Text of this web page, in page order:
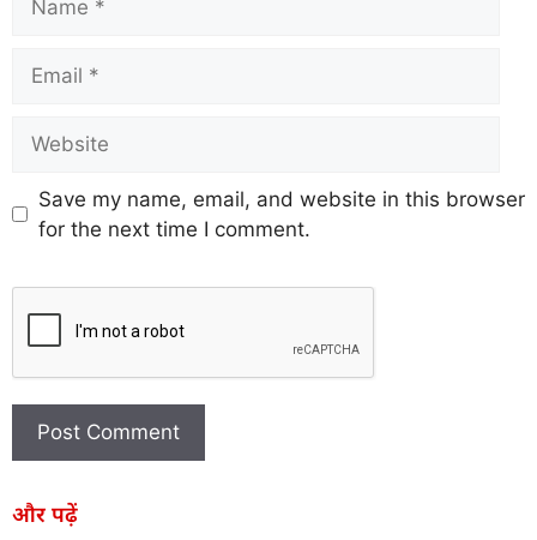
Save my name, email, and website in this browser
for the next time I comment.
और पढ़ें